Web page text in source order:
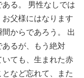
る。 男性なしでは
父様にはなります
からであろう。 出
るが、もう絶対
ても、生まれた赤
など忘れて、また